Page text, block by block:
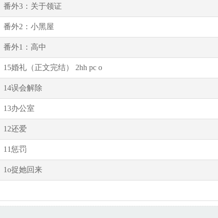
番外3：关于领证
番外2：小黑屋
番外1：高中
15婚礼（正文完结） 2hh pc o
14误会解除
13办公室
12还爱
11惩罚
1o捉她回来